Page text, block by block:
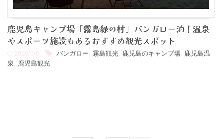
鹿児島キャンプ場「霧島緑の村」バンガロー泊！温泉
やスポーツ施設もあるおすすめ観光スポット
2026/6/6 バンガロー 霧島観光 鹿児島のキャンプ場 鹿児島温
泉
鹿児島観光